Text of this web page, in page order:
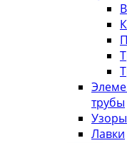
трубы
Узоры
Лавки